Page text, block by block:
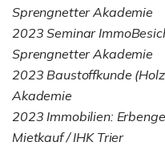
Sprengnetter Akademie
2023 Seminar
Sprengnetter Akademie
2023 Baustoffkunde
Akademie
2023 Immobilien:
Mietkauf / IHK Trier